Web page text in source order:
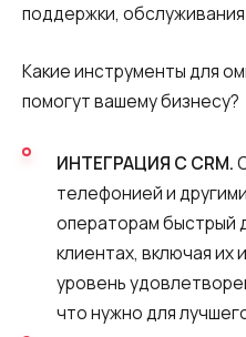
поддержки,
Какие инструменты для
помогут вашему бизнесу?
ИНТЕГРАЦИЯ С CRM.
телефонией и
операторам быстрый
клиентах, включая их
уровень
что нужно для